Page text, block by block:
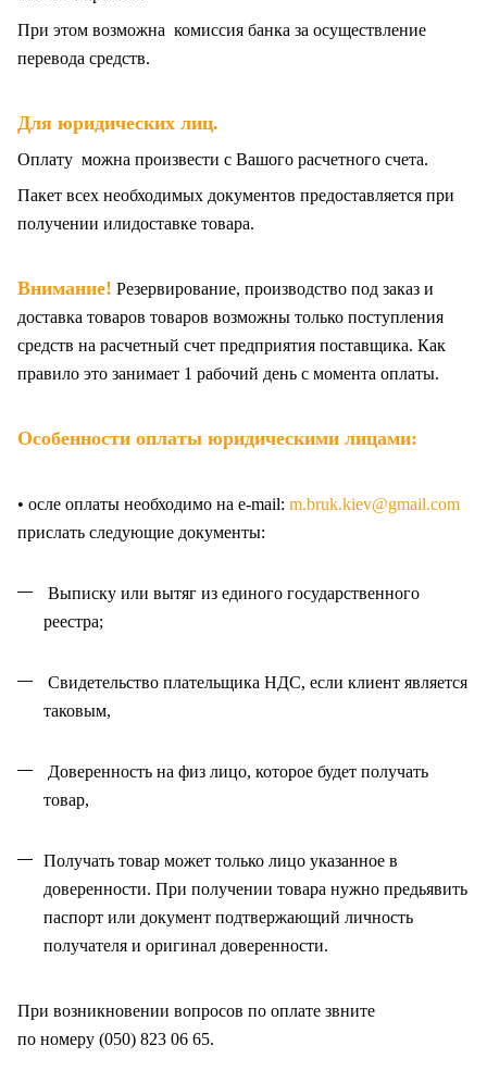
При этом возможна комиссия банка за осуществление
перевода средств.
Для юридических лиц.
Оплату можна произвести с Вашого расчетного счета.
Пакет всех необходимых документов предоставляется при
получении илидоставке товара.
Внимание! Резервирование, производство под заказ и
доставка товаров товаров возможны только поступления
средств на расчетный счет предприятия поставщика. Как
правило это занимает 1 рабочий день с момента оплаты.
Особенности оплаты юридическими лицами:
• осле оплаты необходимо на e-mail: m.bruk.kiev@gmail.com
прислать следующие документы:
Выписку или вытяг из единого государственного
реестра;
Свидетельство плательщика НДС, если клиент является
таковым,
Доверенность на физ лицо, которое будет получать
товар,
Получать товар может только лицо указанное в
доверенности. При получении товара нужно предьявить
паспорт или документ подтвержающий личность
получателя и оригинал доверенности.
При возникновении вопросов по оплате звните
по номеру (050) 823 06 65.